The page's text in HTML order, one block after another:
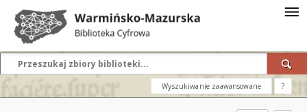
Wyszukiwanie zaawansowane ?